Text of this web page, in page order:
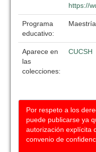
https://
Programa
educativo:
Aparece en
las
colecciones:
CUCSH
Por respeto a los
puede publicarse ya
autorización explícita
convenio de